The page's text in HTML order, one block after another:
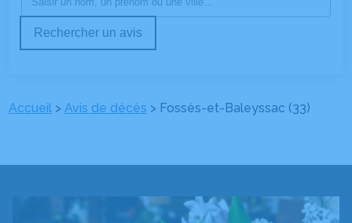
Rechercher un avis
Accueil >Avis de décès > Fossès-et-Baleyssac (33)